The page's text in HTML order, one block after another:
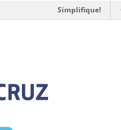
Simplifique!